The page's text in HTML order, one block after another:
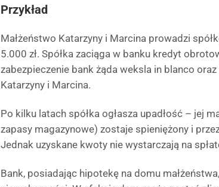
Przykład
Małżeństwo Katarzyny i Marcina prowadzi
5.000 zł. Spółka zaciąga w banku kredyt
zabezpieczenie bank żąda weksla in blanco
Katarzyny i Marcina.
Po kilku latach spółka ogłasza upadłość – jej
zapasy magazynowe) zostaje spieniężony i
Jednak uzyskane kwoty nie wystarczają na
Bank, posiadając hipotekę na domu